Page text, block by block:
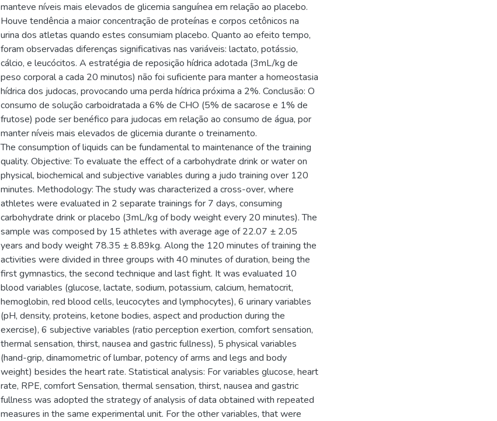
manteve níveis mais elevados de glicemia sanguínea em relação ao placebo.
Houve tendência a maior concentração de proteínas e corpos cetônicos na
urina dos atletas quando estes consumiam placebo. Quanto ao efeito tempo,
foram observadas diferenças significativas nas variáveis: lactato, potássio,
cálcio, e leucócitos. A estratégia de reposição hídrica adotada (3mL/kg de
peso corporal a cada 20 minutos) não foi suficiente para manter a homeostasia
hídrica dos judocas, provocando uma perda hídrica próxima a 2%. Conclusão: O
consumo de solução carboidratada a 6% de CHO (5% de sacarose e 1% de
frutose) pode ser benéfico para judocas em relação ao consumo de água, por
manter níveis mais elevados de glicemia durante o treinamento.
The consumption of liquids can be fundamental to maintenance of the training
quality. Objective: To evaluate the effect of a carbohydrate drink or water on
physical, biochemical and subjective variables during a judo training over 120
minutes. Methodology: The study was characterized a cross-over, where
athletes were evaluated in 2 separate trainings for 7 days, consuming
carbohydrate drink or placebo (3mL/kg of body weight every 20 minutes). The
sample was composed by 15 athletes with average age of 22.07 ± 2.05
years and body weight 78.35 ± 8.89kg. Along the 120 minutes of training the
activities were divided in three groups with 40 minutes of duration, being the
first gymnastics, the second technique and last fight. It was evaluated 10
blood variables (glucose, lactate, sodium, potassium, calcium, hematocrit,
hemoglobin, red blood cells, leucocytes and lymphocytes), 6 urinary variables
(pH, density, proteins, ketone bodies, aspect and production during the
exercise), 6 subjective variables (ratio perception exertion, comfort sensation,
thermal sensation, thirst, nausea and gastric fullness), 5 physical variables
(hand-grip, dinamometric of lumbar, potency of arms and legs and body
weight) besides the heart rate. Statistical analysis: For variables glucose, heart
rate, RPE, comfort Sensation, thermal sensation, thirst, nausea and gastric
fullness was adopted the strategy of analysis of data obtained with repeated
measures in the same experimental unit. For the other variables, that were